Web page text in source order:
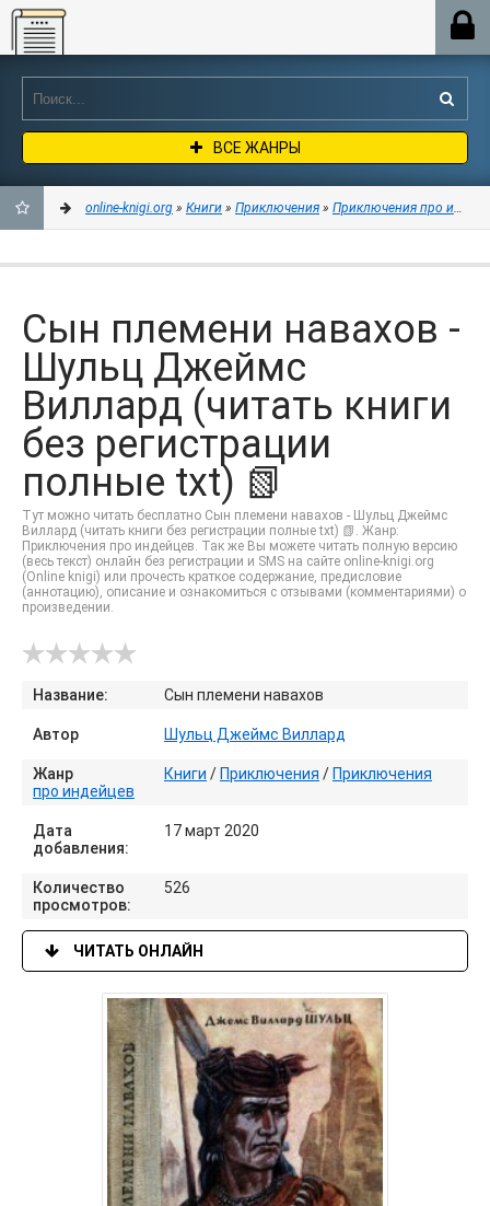
Online-knigi.org
ВСЕ ЖАНРЫ
ЗАКЛАДКИ
online-knigi.org » Книги » Приключения » Приключения про
Сын племени навахов -
Шульц Джеймс
Виллард (читать книги
без регистрации
полные txt) 📗
Тут можно читать бесплатно Сын племени навахов - Шульц Джеймс
Виллард (читать книги без регистрации полные txt) 📗. Жанр:
Приключения про индейцев. Так же Вы можете читать полную версию
(весь текст) онлайн без регистрации и SMS на сайте online-knigi.org
(Online knigi) или прочесть краткое содержание, предисловие
(аннотацию), описание и ознакомиться с отзывами (комментариями) о
произведении.
Название: Сын племени навахов
Автор Шульц Джеймс Виллард
Жанр Книги / Приключения / Приключения
про индейцев
Дата
добавления:
17 март 2020
Количество
просмотров:
526
ЧИТАТЬ ОНЛАЙН